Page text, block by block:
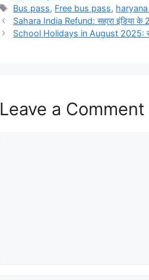
Tags
Bus pass, Free bus pass,
Sahara India Refund: सहारा इंडिया
School Holidays in August 2025:
Leave a Comment